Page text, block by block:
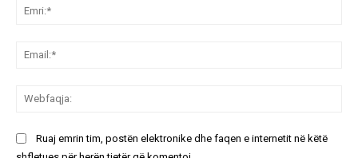
Ruaj emrin tim, postën elektronike dhe faqen e internetit në këtë